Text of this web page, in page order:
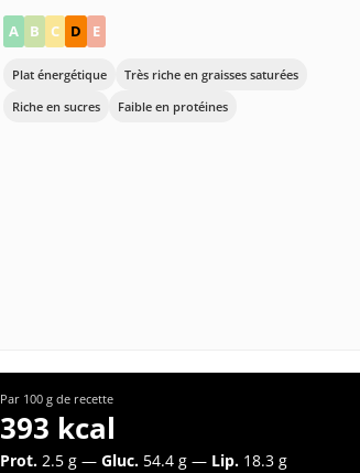
A B C D E
Plat énergétique
Très riche en graisses saturées
Riche en sucres
Faible en protéines
Par 100 g de recette
393 kcal
Prot. 2.5 g —Gluc. 54.4 g — Lip. 18.3 g